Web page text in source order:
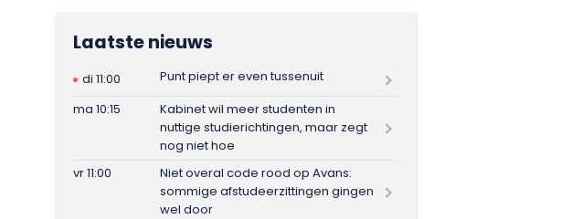
Laatste nieuws
di 11:00
Punt piept er even tussenuit
ma 10:15
Kabinet wil meer studenten in
nuttige studierichtingen, maar zegt
nog niet hoe
vr 11:00
Niet overal code rood op Avans:
sommige afstudeerzittingen gingen
wel door